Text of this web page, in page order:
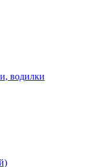
водилки